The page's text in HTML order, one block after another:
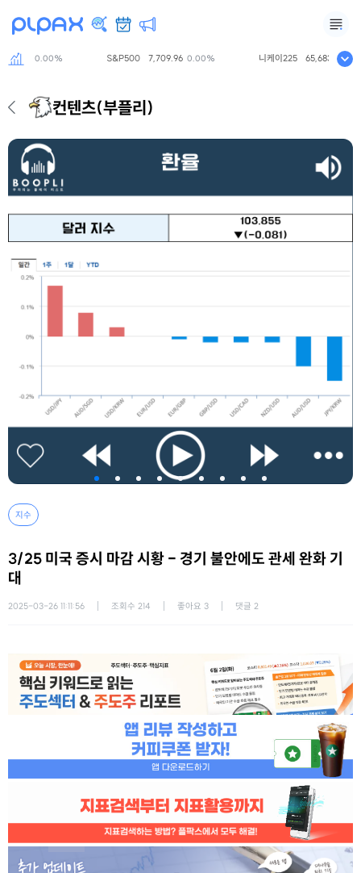
0.00% S&P500 7,709.96 0.00% 니케이225 65,683.26
컨텐츠(부플리)
지수
3/25 미국 증시 마감 시황 - 경기 불안에도 관세 완화 기
대
2025-03-26 11:11:56 조회수 214 좋아요 3 댓글 2